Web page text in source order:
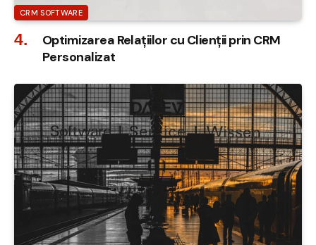
CRM SOFTWARE
Optimizarea Relațiilor cu Clienții prin CRM
Personalizat